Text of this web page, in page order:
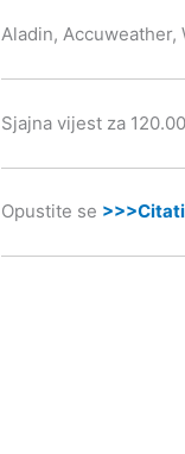
Aladin, Accuweather,
Sjajna vijest za
Opustite se